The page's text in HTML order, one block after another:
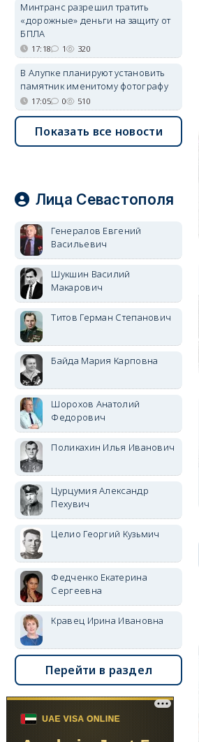
Минтранс разрешил тратить
«дорожные» деньги на защиту от
БПЛА
17:18 1 320
В Алупке планируют установить
памятник именитому фотографу
17:05 0 510
Показать все новости
Лица Севастополя
Генералов Евгений
Васильевич
Шукшин Василий
Макарович
Титов Герман Степанович
Байда Мария Карповна
Шорохов Анатолий
Федорович
Поликахин Илья Иванович
Цурцумия Александр
Пехувич
Целио Георгий Кузьмич
Федченко Екатерина
Сергеевна
Кравец Ирина Ивановна
Перейти в раздел